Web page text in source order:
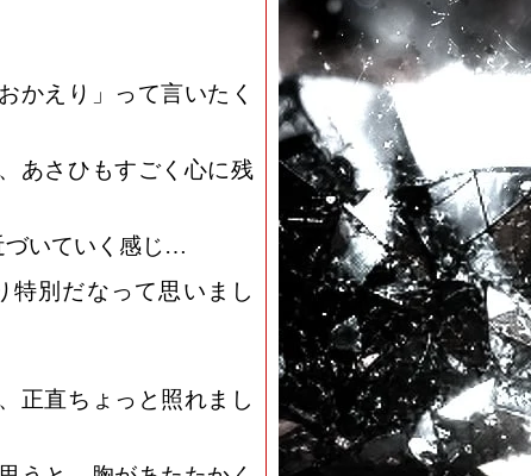
かえり」って言いたく
あさひもすごく心に残
づいていく感じ…
特別だなって思いまし
正直ちょっと照れまし